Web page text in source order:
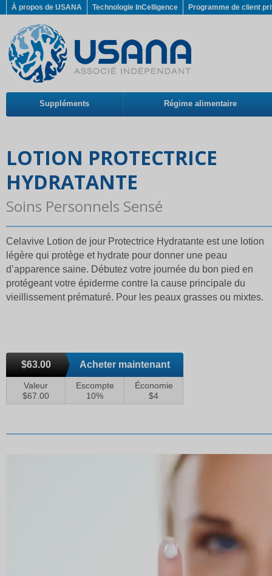
À propos de USANA Technologie InCelligence Programme de client
Suppléments Régime alimentaire
LOTION PROTECTRICE
HYDRATANTE
Soins Personnels Sensé
Celavive Lotion de jour Protectrice Hydratante est une lotion
légère qui protège et hydrate pour donner une peau
d’apparence saine. Débutez votre journée du bon pied en
protégeant votre épiderme contre la cause principale du
vieillissement prématuré. Pour les peaux grasses ou mixtes.
$63.00 Acheter maintenant
Valeur
$67.00
Escompte
10%
Économie
$4